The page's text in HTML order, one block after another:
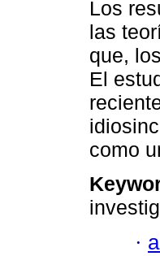
Los
las
que,
El
como
·